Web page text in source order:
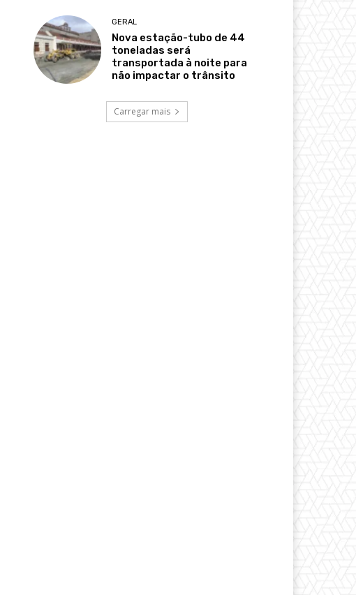
GERAL
Nova estação-tubo de 44
toneladas será
transportada à noite para
não impactar o trânsito
Carregar mais